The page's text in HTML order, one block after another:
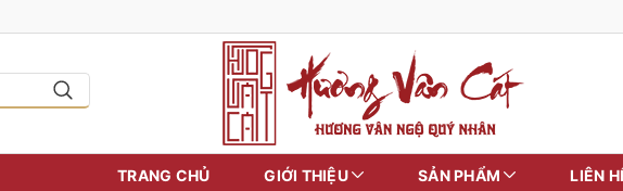
TRANG CHỦ GIỚI THIỆU SẢN PHẨM LIÊN